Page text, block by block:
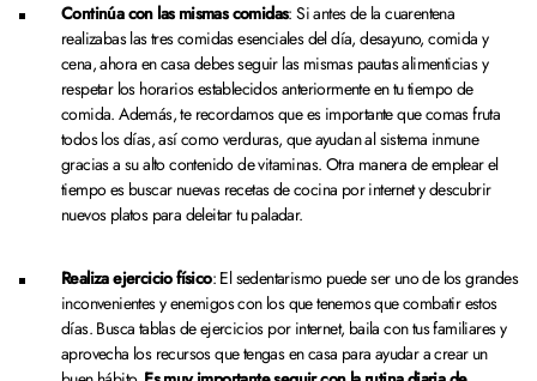
Continúa con las mismas comidas: Si antes de la cuarentena
realizabas las tres comidas esenciales del día, desayuno, comida y
cena, ahora en casa debes seguir las mismas pautas alimenticias y
respetar los horarios establecidos anteriormente en tu tiempo de
comida. Además, te recordamos que es importante que comas fruta
todos los días, así como verduras, que ayudan al sistema inmune
gracias a su alto contenido de vitaminas. Otra manera de emplear el
tiempo es buscar nuevas recetas de cocina por internet y descubrir
nuevos platos para deleitar tu paladar.
Realiza ejercicio físico: El sedentarismo puede ser uno de los grandes
inconvenientes y enemigos con los que tenemos que combatir estos
días. Busca tablas de ejercicios por internet, baila con tus familiares y
aprovecha los recursos que tengas en casa para ayudar a crear un